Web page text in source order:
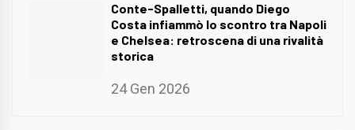
Conte-Spalletti, quando Diego
Costa infiammò lo scontro tra Napoli
e Chelsea: retroscena di una rivalità
storica
24 Gen 2026